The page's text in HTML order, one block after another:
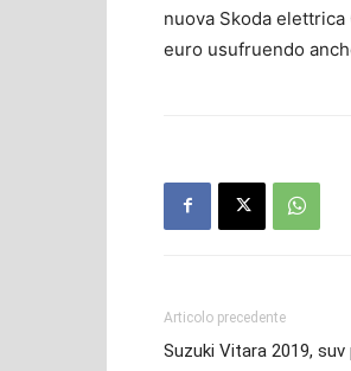
nuova Skoda
euro usufruendo
Articolo precedente
Suzuki Vitara 2019,